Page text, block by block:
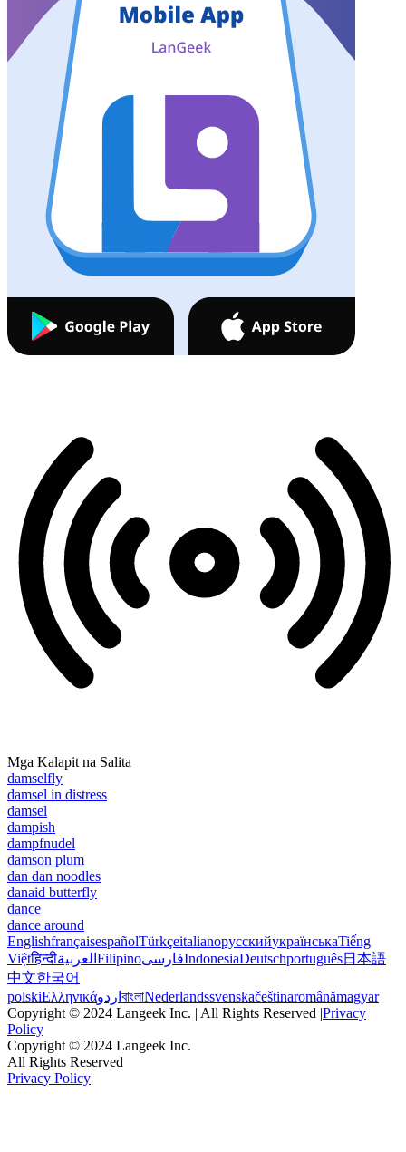
Mga Kalapit na Salita
damselfly
damsel in distress
damsel
dampish
dampfnudel
damson plum
dan dan noodles
danaid butterfly
dance
dance around
EnglishfrançaisespañolTürkçeitalianoрусскийукраїнськаTiếng
Việtहिन्दीالعربية FilipinoفارسیIndonesiaDeutschportuguês日本語
中文한국어
polskiΕλληνικάاردو বাংলাNederlandssvenskačeštinaromânămagyar
Copyright © 2024 Langeek Inc. | All Rights Reserved |Privacy
Policy
Copyright © 2024 Langeek Inc.
All Rights Reserved
Privacy Policy